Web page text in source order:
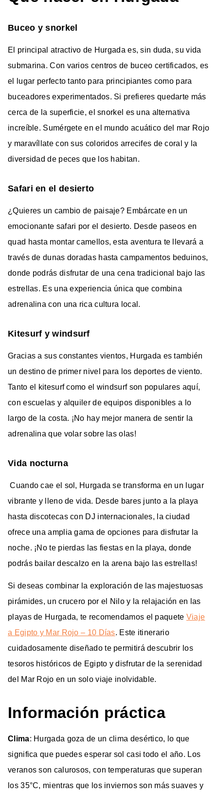
Buceo y snorkel
El principal atractivo de Hurgada es, sin duda, su vida
submarina. Con varios centros de buceo certificados, es
el lugar perfecto tanto para principiantes como para
buceadores experimentados. Si prefieres quedarte más
cerca de la superficie, el snorkel es una alternativa
increíble. Sumérgete en el mundo acuático del mar Rojo
y maravíllate con sus coloridos arrecifes de coral y la
diversidad de peces que los habitan.
Safari en el desierto
¿Quieres un cambio de paisaje? Embárcate en un
emocionante safari por el desierto. Desde paseos en
quad hasta montar camellos, esta aventura te llevará a
través de dunas doradas hasta campamentos beduinos,
donde podrás disfrutar de una cena tradicional bajo las
estrellas. Es una experiencia única que combina
adrenalina con una rica cultura local.
Kitesurf y windsurf
Gracias a sus constantes vientos, Hurgada es también
un destino de primer nivel para los deportes de viento.
Tanto el kitesurf como el windsurf son populares aquí,
con escuelas y alquiler de equipos disponibles a lo
largo de la costa. ¡No hay mejor manera de sentir la
adrenalina que volar sobre las olas!
Vida nocturna
Cuando cae el sol, Hurgada se transforma en un lugar
vibrante y lleno de vida. Desde bares junto a la playa
hasta discotecas con DJ internacionales, la ciudad
ofrece una amplia gama de opciones para disfrutar la
noche. ¡No te pierdas las fiestas en la playa, donde
podrás bailar descalzo en la arena bajo las estrellas!
Si deseas combinar la exploración de las majestuosas
pirámides, un crucero por el Nilo y la relajación en las
playas de Hurgada, te recomendamos el paquete Viaje
a Egipto y Mar Rojo – 10 Días. Este itinerario
cuidadosamente diseñado te permitirá descubrir los
tesoros históricos de Egipto y disfrutar de la serenidad
del Mar Rojo en un solo viaje inolvidable.
Información práctica
Clima: Hurgada goza de un clima desértico, lo que
significa que puedes esperar sol casi todo el año. Los
veranos son calurosos, con temperaturas que superan
los 35°C, mientras que los inviernos son más suaves y